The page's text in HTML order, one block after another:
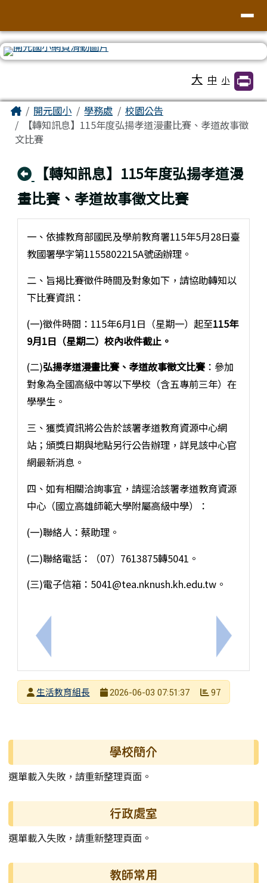
臺南市北區開元國民小學全球資訊網
大 中 小
主內容區域
Home開元國小 學務處
校園公告
【轉知訊息】115年度弘揚孝道漫畫比賽、孝道故事徵
文比賽
回上頁
【轉知訊息】115年度弘揚孝道漫
畫比賽、孝道故事徵文比賽
上一筆：【轉知訊息】2026第二屆元智盃全國分齡
一、依據教育部國民及學前教育署115年5月28日臺
教國署學字第1155802215A號函辦理。
二、旨揭比賽徵件時間及對象如下，請協助轉知以
下比賽資訊：
(一)徵件時間：115年6月1日（星期一）起至115年
9月1日（星期二） 校內收件截止。
(二)弘揚孝道漫畫比賽、孝道故事徵文比賽：參加
對象為全國高級中等以下學校（含五專前三年）在
學學生。
三、獲獎資訊將公告於該署孝道教育資源中心網
站；頒獎日期與地點另行公告辦理，詳見該中心官
網最新消息。
四、如有相關洽詢事宜，請逕洽該署孝道教育資源
中心（國立高雄師範大學附屬高級中學）：
(一)聯絡人：蔡助理。
(二)聯絡電話：（07）7613875轉5041。
(三)電子信箱：5041@tea.nknush.kh.edu.tw。
下一筆：
發布者生活教育組長
2026-06-03 07:51:37 97
左邊區域內容 學校簡介
選單載入失敗，請重新整理頁面。
行政處室
選單載入失敗，請重新整理頁面。
教師常用
頁尾區域